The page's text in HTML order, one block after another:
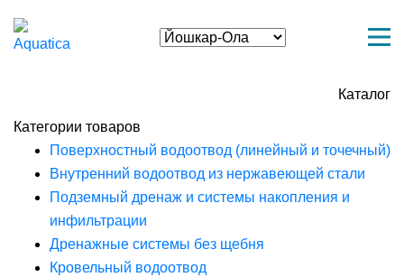
Каталог
Категории товаров
Поверхностный водоотвод (линейный и точечный)
Внутренний водоотвод из нержавеющей стали
Подземный дренаж и системы накопления и
инфильтрации
Дренажные системы без щебня
Кровельный водоотвод